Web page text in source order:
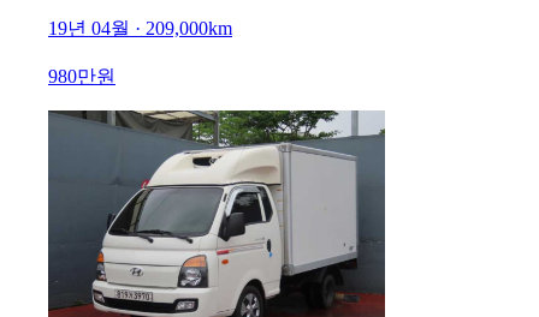
19년 04월 · 209,000km
980만원